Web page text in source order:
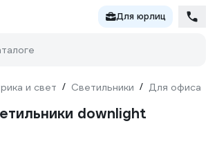
Для юрлиц
и свет / Светильники / Для офиса
downlight